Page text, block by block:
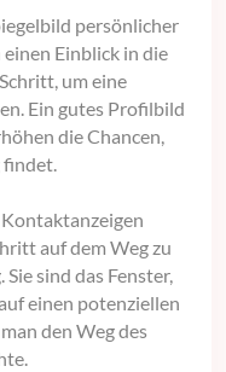
persönlicher
Einblick in die
um eine
Ein gutes Profilbild
die Chancen,
auf dem Weg zu
sind das Fenster,
einen potenziellen
den Weg des